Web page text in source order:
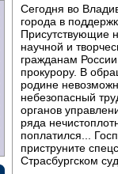
Сегодня во
города в
Присутствующие
научной и
гражданам
прокурору. В
родине
небезопасный
органов
ряда
поплатился...
приструните
Страсбургском